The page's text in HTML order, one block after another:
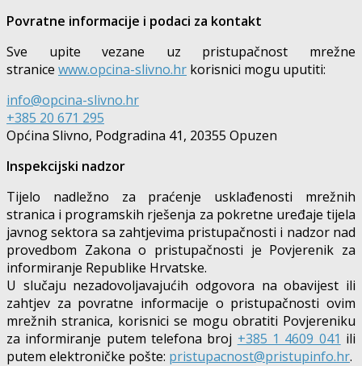
Povratne informacije i podaci za kontakt
Sve upite vezane uz pristupačnost mrežne
stranice www.opcina-slivno.hr korisnici mogu uputiti:
info@opcina-slivno.hr
+385 20 671 295
Općina Slivno, Podgradina 41, 20355 Opuzen
Inspekcijski nadzor
Tijelo nadležno za praćenje usklađenosti mrežnih
stranica i programskih rješenja za pokretne uređaje tijela
javnog sektora sa zahtjevima pristupačnosti i nadzor nad
provedbom Zakona o pristupačnosti je Povjerenik za
informiranje Republike Hrvatske.
U slučaju nezadovoljavajućih odgovora na obavijest ili
zahtjev za povratne informacije o pristupačnosti ovim
mrežnih stranica, korisnici se mogu obratiti Povjereniku
za informiranje putem telefona broj +385 1 4609 041 ili
putem elektroničke pošte: pristupacnost@pristupinfo.hr.